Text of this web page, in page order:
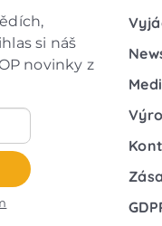
si náš
novinky z